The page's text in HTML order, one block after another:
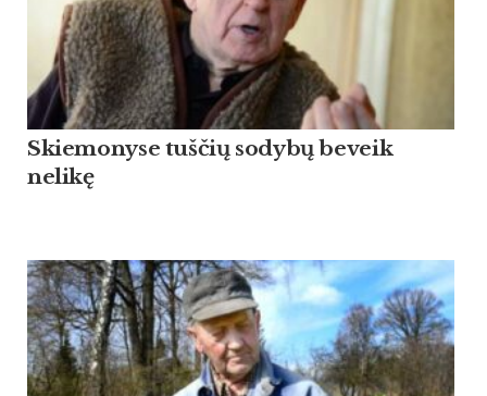
Skiemonyse tuščių sodybų beveik
nelikę